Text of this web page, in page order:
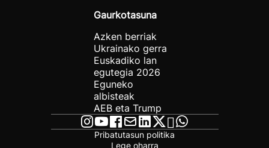
Gaurkotasuna
Azken berriak
Ukrainako gerra
Euskadiko lan
egutegia 2026
Eguneko
albisteak
AEB eta Trump
Pribatutasun politika
Lege oharra